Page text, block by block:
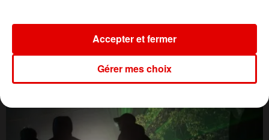
L'ACTU DES ARDENNES
Gérer mes choix
Accepter et fermer